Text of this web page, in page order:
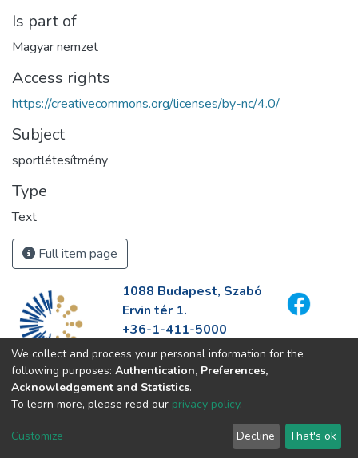
Is part of
Magyar nemzet
Access rights
https://creativecommons.org/licenses/by-nc/4.0/
Subject
sportlétesítmény
Type
Text
Full item page
1088 Budapest, Szabó
Ervin tér 1.
+36-1-411-5000
info@fszek.hu
https://fszek.hu
We collect and process your personal information for the
following purposes: Authentication, Preferences,
Acknowledgement and Statistics.
To learn more, please read our privacy policy.
Customize Decline That's ok